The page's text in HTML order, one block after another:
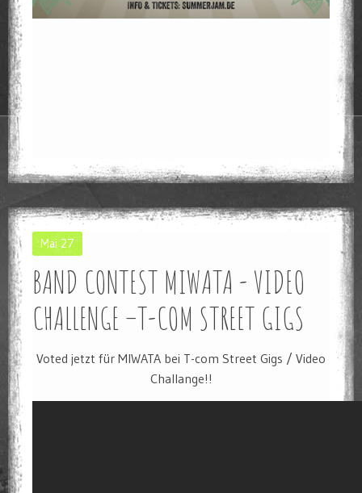
Mai 27
BAND CONTEST MIWATA - VIDEO
CHALLENGE –T-COM STREET GIGS
Voted jetzt für MIWATA bei T-com Street Gigs / Video
Challange!!